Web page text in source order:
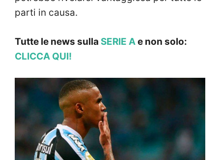
parti in causa.
Tutte le news sulla SERIE Ae non solo:
CLICCA QUI!